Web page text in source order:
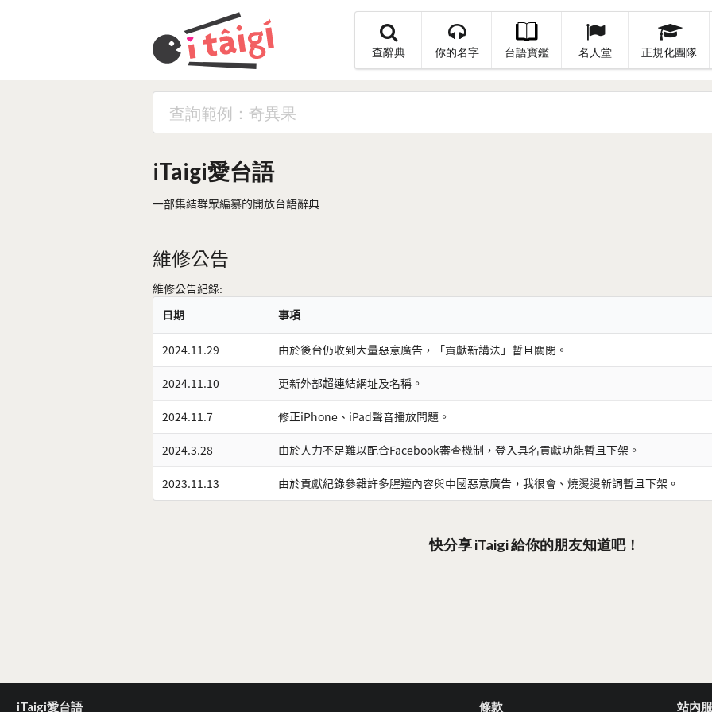
查辭典 你的名字 台語寶鑑 名人堂 正規化團隊
iTaigi愛台語
一部集結群眾編纂的開放台語辭典
維修公告
維修公告紀錄:
日期
事項
2024.11.29 由於後台仍收到大量惡意廣告，「貢獻新講法」暫且關閉。
2024.11.10 更新外部超連結網址及名稱。
2024.11.7 修正iPhone、iPad聲音播放問題。
2024.3.28 由於人力不足難以配合Facebook審查機制，登入具名貢獻功能暫且下架。
2023.11.13 由於貢獻紀錄參雜許多腥羶內容與中國惡意廣告，我很會、燒燙燙新詞暫且下架。
快分享 iTaigi 給你的朋友知道吧！
iTaigi愛台語 條款 站內